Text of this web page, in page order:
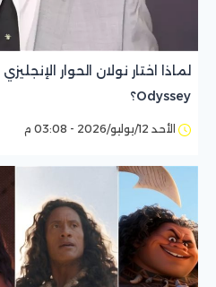
Odyssey؟
الأحد 12/يوليو/2026 - 03:08 م